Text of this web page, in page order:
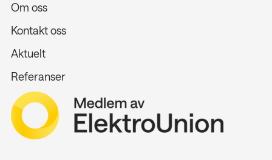
Om oss
Kontakt oss
Aktuelt
Referanser